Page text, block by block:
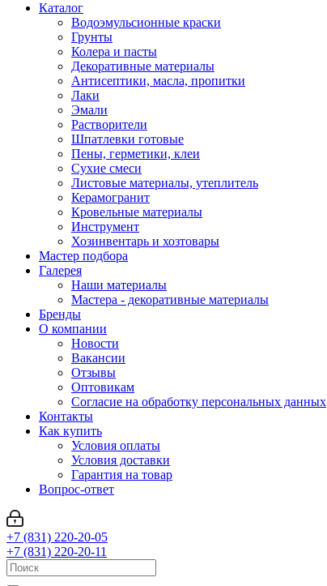
Каталог
Водоэмульсионные краски
Грунты
Колера и пасты
Декоративные материалы
Антисептики, масла, пропитки
Лаки
Эмали
Растворители
Шпатлевки готовые
Пены, герметики, клеи
Сухие смеси
Листовые материалы, утеплитель
Керамогранит
Кровельные материалы
Инструмент
Хозинвентарь и хозтовары
Мастер подбора
Галерея
Наши материалы
Мастера - декоративные материалы
Бренды
О компании
Новости
Вакансии
Отзывы
Оптовикам
Cогласие на обработку персональных данных
Контакты
Как купить
Условия оплаты
Условия доставки
Гарантия на товар
Вопрос-ответ
+7 (831) 220-20-05
+7 (831) 220-20-11